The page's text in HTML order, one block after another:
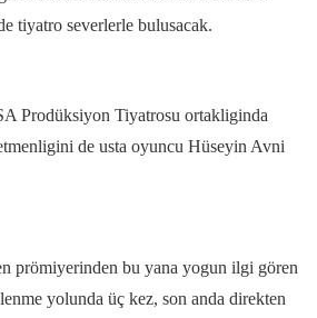
tiyatro severlerle bulusacak.
Prodüksiyon Tiyatrosu ortakliginda
de usta oyuncu Hüseyin Avni
prömiyerinden bu yana yogun ilgi gören
yolunda üç kez, son anda direkten